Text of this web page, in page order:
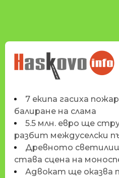
НОВИНИТЕ НА
HASKOVO.INFO
7 екипа гасиха
балиране на слама
5.5 млн. евро ще
разбит междуселски
Древното
става сцена на
Адвокат ще оказва